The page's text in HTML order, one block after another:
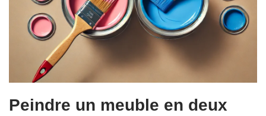
Peindre un meuble en deux